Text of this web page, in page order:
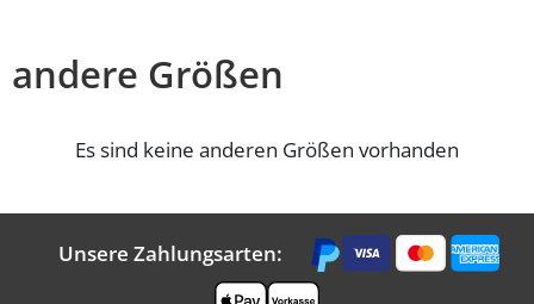
andere Größen
Es sind keine anderen Größen vorhanden
Unsere Zahlungsarten: